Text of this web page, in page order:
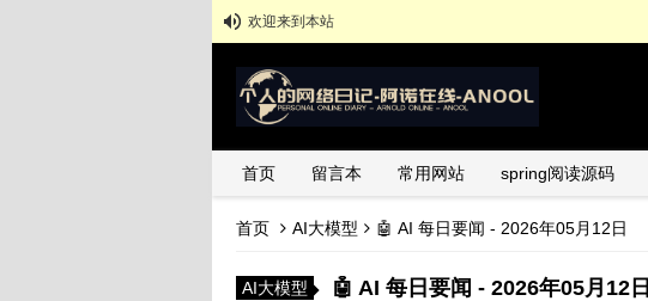
欢迎来到本站
首页 留言本 常用网站 spring阅读源码
首页 AI大模型 🤖 AI 每日要闻 - 2026年05月12日
AI大模型 🤖 AI 每日要闻 - 2026年05月12日